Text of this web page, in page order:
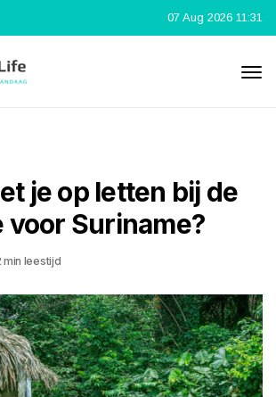
07 Aug 2026 11:31
je op letten bij de
Suriname?
min leestijd